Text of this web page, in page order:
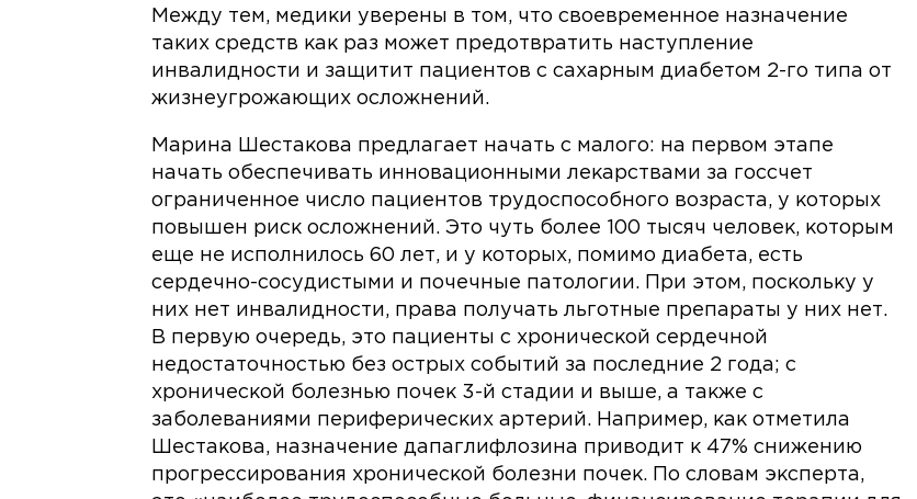
Между тем, медики уверены в том, что своевременное назначение
таких средств как раз может предотвратить наступление
инвалидности и защитит пациентов с сахарным диабетом 2-го типа от
жизнеугрожающих осложнений.
Марина Шестакова предлагает начать с малого: на первом этапе
начать обеспечивать инновационными лекарствами за госсчет
ограниченное число пациентов трудоспособного возраста, у которых
повышен риск осложнений. Это чуть более 100 тысяч человек, которым
еще не исполнилось 60 лет, и у которых, помимо диабета, есть
сердечно-сосудистыми и почечные патологии. При этом, поскольку у
них нет инвалидности, права получать льготные препараты у них нет.
В первую очередь, это пациенты с хронической сердечной
недостаточностью без острых событий за последние 2 года; с
хронической болезнью почек 3-й стадии и выше, а также с
заболеваниями периферических артерий. Например, как отметила
Шестакова, назначение дапаглифлозина приводит к 47% снижению
прогрессирования хронической болезни почек. По словам эксперта,